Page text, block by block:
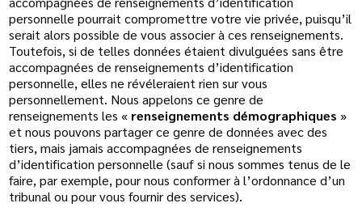
personnelle pourrait compromettre votre vie privée, puisqu’il
serait alors possible de vous associer à ces renseignements.
Toutefois, si de telles données étaient divulguées sans être
accompagnées de renseignements d’identification
personnelle, elles ne révéleraient rien sur vous
personnellement. Nous appelons ce genre de
renseignements les « renseignements démographiques »
et nous pouvons partager ce genre de données avec des
tiers, mais jamais accompagnées de renseignements
d’identification personnelle (sauf si nous sommes tenus de le
faire, par exemple, pour nous conformer à l’ordonnance d’un
tribunal ou pour vous fournir des services).